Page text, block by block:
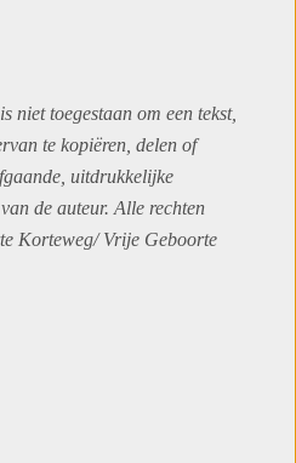
toegestaan om een tekst,
te kopiëren, delen of
uitdrukkelijke
de auteur. Alle rechten
Korteweg/Vrije Geboorte